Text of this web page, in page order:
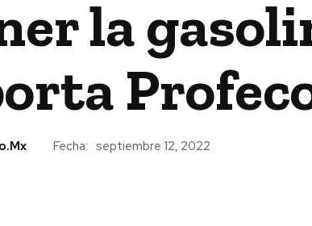
la
Fecha: septiembre 12, 2022